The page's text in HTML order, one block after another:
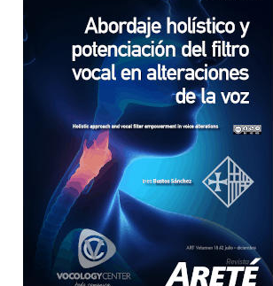
Barra lateral del artículo